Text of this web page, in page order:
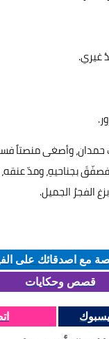
غيري‏.
حمدان، وأصغى منصتاً
بجناحيهِ، ومدّ عنقه،
الفجرُ الجميل.
مع اصدقائك على
قصص وحكايات